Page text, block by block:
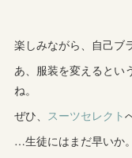
楽しみながら、自己ブ
あ、服装を変えるとい
ね。
ぜひ、 スーツセレクト
…生徒にはまだ早いか。